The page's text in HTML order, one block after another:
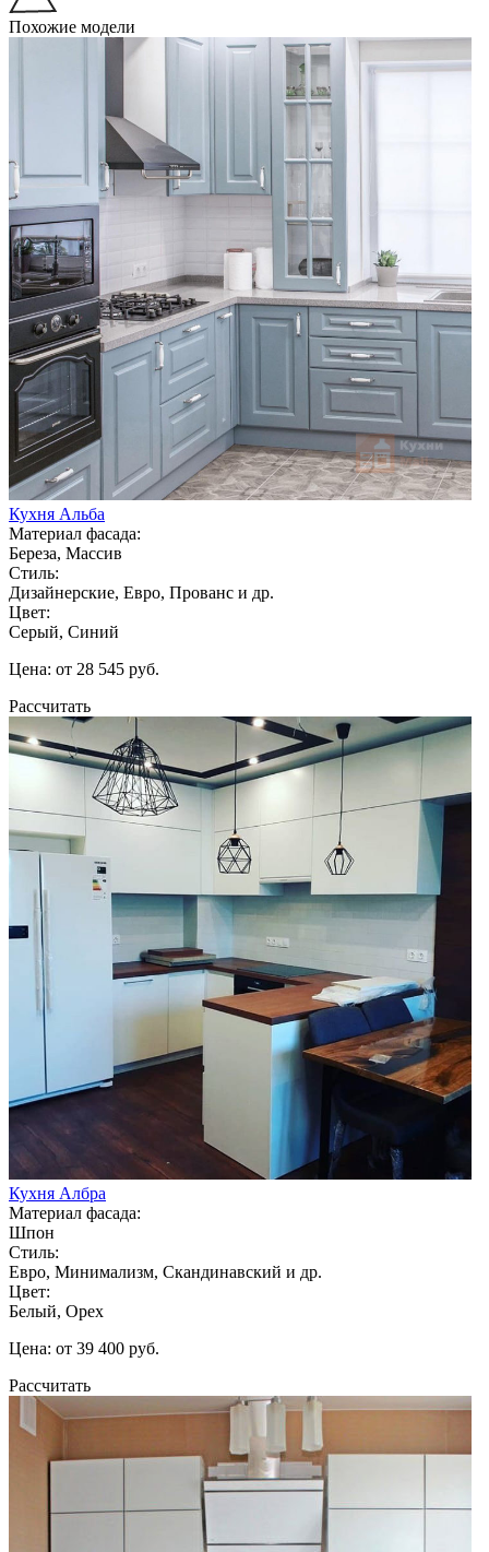
Похожие модели
Кухня Альба
Материал фасада:
Береза, Массив
Стиль:
Дизайнерские, Евро, Прованс и др.
Цвет:
Серый, Синий
Цена: от 28 545 руб.
Рассчитать
Кухня Албра
Материал фасада:
Шпон
Стиль:
Евро, Минимализм, Скандинавский и др.
Цвет:
Белый, Орех
Цена: от 39 400 руб.
Рассчитать